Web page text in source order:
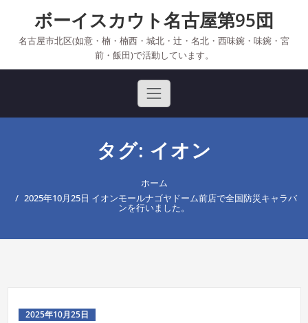
content
ボーイスカウト名古屋第95団
名古屋市北区(如意・楠・楠西・城北・辻・名北・西味鋺・味鋺・宮
前・飯田)で活動しています。
タグ: イオン
ホーム
2025年10月25日 イオンモールナゴヤドーム前店で全国防災キャラバ
ンを行いました。
2025年10月25日